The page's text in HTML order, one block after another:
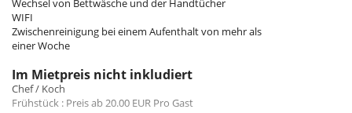
find terraces and a barbecue (charcoal not provided).
They can also enjoy the beautiful private heated saltwater pool (9m x
4m - depth 1.4m), from which it is possible to admire an amazing view.
This pool with a security alarm, is accessible by steps.
Staff & Services
Wechsel von Bettwäsche und der Handtücher
WIFI
Zwischenreinigung bei einem Aufenthalt von mehr als
einer Woche
Im Mietpreis nicht inkludiert
Chef / Koch
Frühstück : Preis ab 20.00 EUR Pro Gast